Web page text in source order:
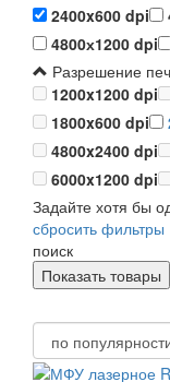
2400x600 dpi
4800х1200 dpi
Разрешение
1200x1200 dpi
1800x600 dpi
4800x2400 dpi
6000x1200 dpi
Задайте хотя бы
сбросить фильтры
поиск